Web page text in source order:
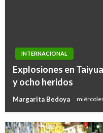
INTERNACIONAL
Explosiones en
y ocho heridos
Margarita Bedoya